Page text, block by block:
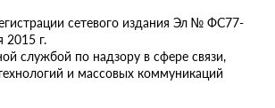
сетевого издания Эл № ФС77-
2015 г.
службой по надзору в сфере связи,
и массовых коммуникаций